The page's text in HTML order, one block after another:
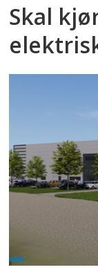
Skal